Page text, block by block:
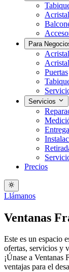
Para
Puertas
Servicios
Entrega
Precios
Llámanos
Ventanas
Este es un espacio
ofertas, servicios y
¡Únase a Ventanas
ventajas para el